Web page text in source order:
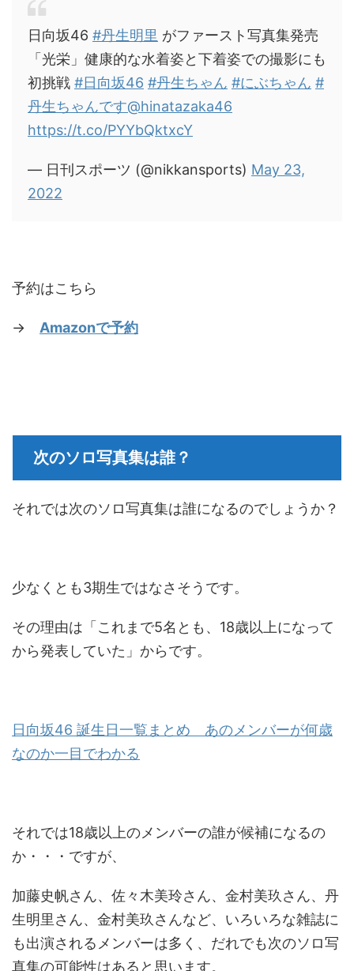
日向坂46 #丹生明里 がファースト写真集発売
「光栄」健康的な水着姿と下着姿での撮影にも
初挑戦 #日向坂46 #丹生ちゃん #にぶちゃん #
丹生ちゃんです@hinatazaka46
https://t.co/PYYbQktxcY
— 日刊スポーツ (@nikkansports) May 23,
2022
予約はこちら
→ Amazonで予約
次のソロ写真集は誰？
それでは次のソロ写真集は誰になるのでしょうか？
少なくとも3期生ではなさそうです。
その理由は「これまで5名とも、18歳以上になって
から発表していた」からです。
日向坂46 誕生日一覧まとめ あのメンバーが何歳
なのか一目でわかる
それでは18歳以上のメンバーの誰が候補になるの
か・・・ですが、
加藤史帆さん、佐々木美玲さん、金村美玖さん、丹
生明里さん、金村美玖さんなど、いろいろな雑誌に
も出演されるメンバーは多く、だれでも次のソロ写
真集の可能性はあると思います。